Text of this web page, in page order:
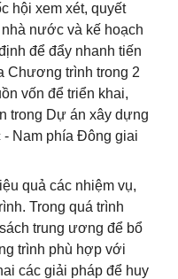
hội xem xét, quyết
nước và kế hoạch
để đẩy nhanh tiến
Chương trình trong 2
vốn để triển khai,
trong Dự án xây dựng
Nam phía Đông giai
quả các nhiệm vụ,
Trong quá trình
trung ương để bổ
trình phù hợp với
các giải pháp để huy